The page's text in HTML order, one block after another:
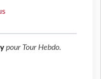
pour Tour Hebdo.